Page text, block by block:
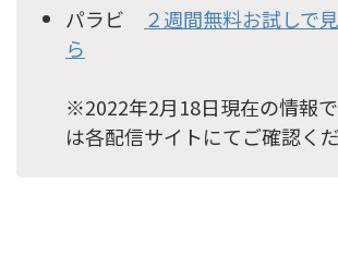
パラビ
２週間無料お試しで
ら
※2022年2月18日現在の情報
は各配信サイトにてご確認くだ